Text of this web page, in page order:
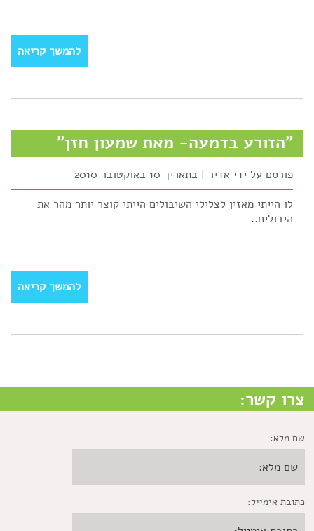
להמשך קריאה
"הזורע בדמעה- מאת שמעון חזן"
פורסם על ידי אדיר | בתאריך 10 באוקטובר 2010
לו הייתי מאזין לצלילי השיבולים הייתי קוצר יותר מהר את
היבולים..
להמשך קריאה
צרו קשר:
שם מלא:
כתובת אימייל: